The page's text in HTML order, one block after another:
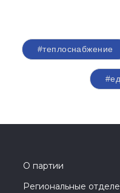
#теплоснабжение
О партии
Региональные